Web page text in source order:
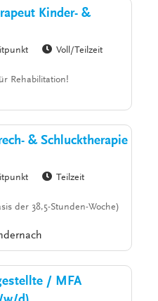
Kinder- &
Voll/Teilzeit
Rehabilitation!
& Schlucktherapie
Teilzeit
der 38,5-Stunden-Woche)
/ MFA